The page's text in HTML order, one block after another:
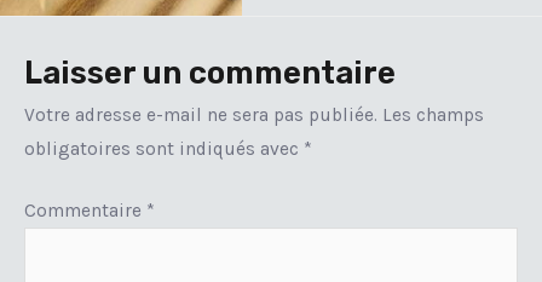
Laisser un commentaire
Votre adresse e-mail ne sera pas publiée. Les champs
obligatoires sont indiqués avec *
Commentaire *